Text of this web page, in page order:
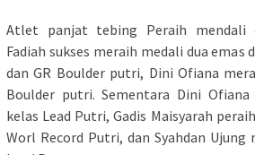
Atlet panjat tebing Peraih mendali
Fadiah sukses meraih medali dua emas
dan GR Boulder putri, Dini Ofiana
Boulder putri. Sementara Dini
kelas Lead Putri, Gadis Maisyarah
Worl Record Putri, dan Syahdan Ujung